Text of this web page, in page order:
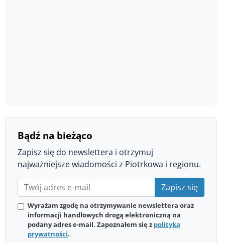
Bądź na bieżąco
Zapisz się do newslettera i otrzymuj
najważniejsze wiadomości z Piotrkowa i regionu.
Zapisz się
Wyrażam zgodę na otrzymywanie newslettera oraz
informacji handlowych drogą elektroniczną na
podany adres e-mail. Zapoznałem się z polityką
prywatności.